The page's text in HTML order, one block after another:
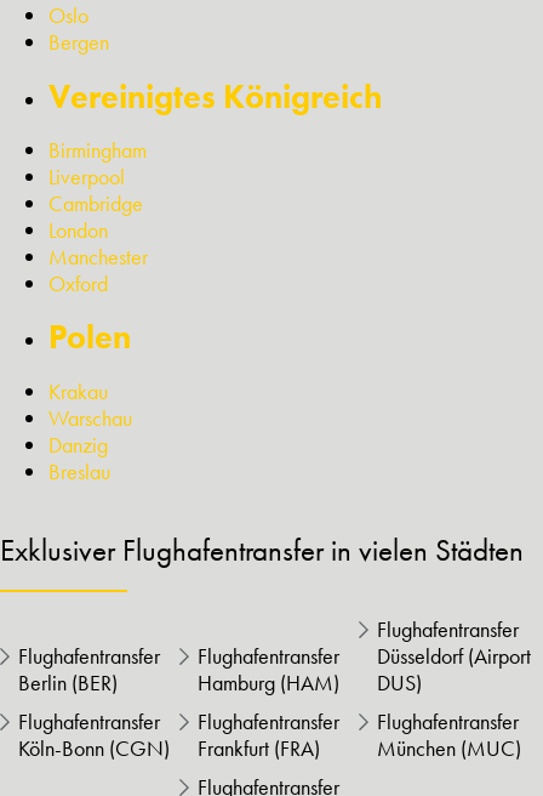
Oslo
Bergen
Vereinigtes Königreich
Birmingham
Liverpool
Cambridge
London
Manchester
Oxford
Polen
Krakau
Warschau
Danzig
Breslau
Exklusiver Flughafentransfer in vielen Städten
Flughafentransfer
Berlin (BER)
Flughafentransfer
Hamburg (HAM)
Flughafentransfer
Düsseldorf (Airport
DUS)
Flughafentransfer
Köln-Bonn (CGN)
Flughafentransfer
Frankfurt (FRA)
Flughafentransfer
München (MUC)
Flughafentransfer